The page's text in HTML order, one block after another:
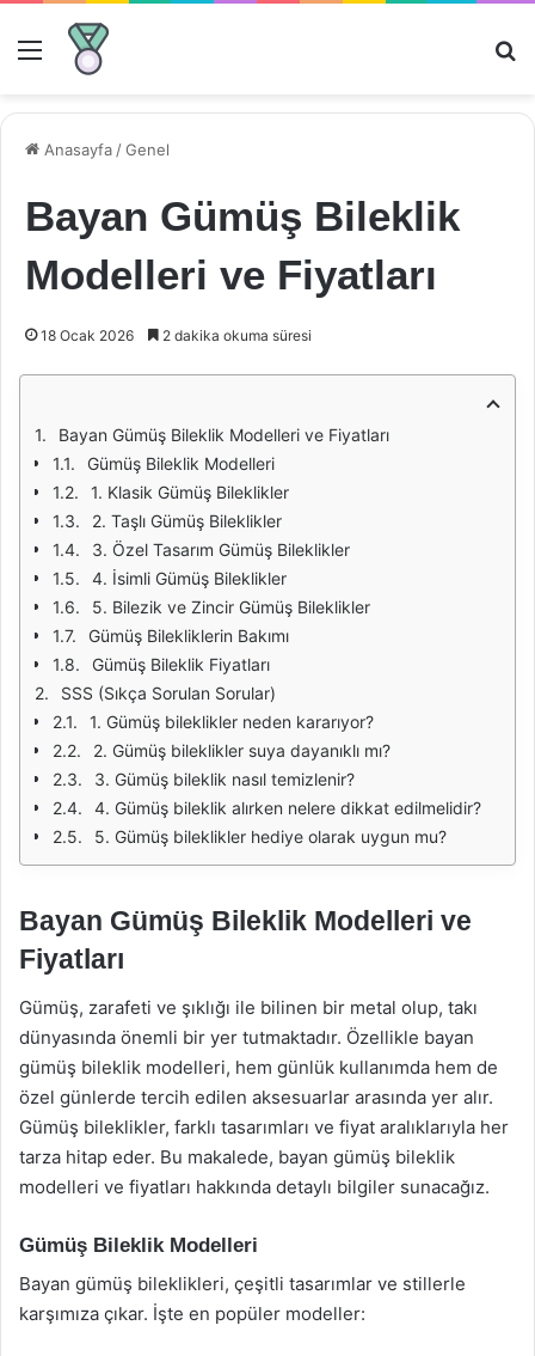
Menü
Anasayfa /Genel
Bayan Gümüş Bileklik
Modelleri ve Fiyatları
18 Ocak 2026 2 dakika okuma süresi
Bayan Gümüş Bileklik Modelleri ve Fiyatları
Gümüş Bileklik Modelleri
1. Klasik Gümüş Bileklikler
2. Taşlı Gümüş Bileklikler
3. Özel Tasarım Gümüş Bileklikler
4. İsimli Gümüş Bileklikler
5. Bilezik ve Zincir Gümüş Bileklikler
Gümüş Bilekliklerin Bakımı
Gümüş Bileklik Fiyatları
SSS (Sıkça Sorulan Sorular)
1. Gümüş bileklikler neden kararıyor?
2. Gümüş bileklikler suya dayanıklı mı?
3. Gümüş bileklik nasıl temizlenir?
4. Gümüş bileklik alırken nelere dikkat edilmelidir?
5. Gümüş bileklikler hediye olarak uygun mu?
Bayan Gümüş Bileklik Modelleri ve
Fiyatları
Gümüş, zarafeti ve şıklığı ile bilinen bir metal olup, takı
dünyasında önemli bir yer tutmaktadır. Özellikle bayan
gümüş bileklik modelleri, hem günlük kullanımda hem de
özel günlerde tercih edilen aksesuarlar arasında yer alır.
Gümüş bileklikler, farklı tasarımları ve fiyat aralıklarıyla her
tarza hitap eder. Bu makalede, bayan gümüş bileklik
modelleri ve fiyatları hakkında detaylı bilgiler sunacağız.
Gümüş Bileklik Modelleri
Bayan gümüş bileklikleri, çeşitli tasarımlar ve stillerle
karşımıza çıkar. İşte en popüler modeller: